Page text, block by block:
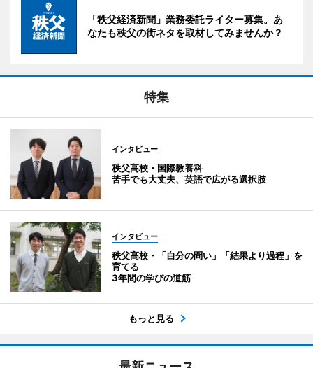
「秩父経済新聞」業務委託ライター募集。あ
なたも秩父の街ネタを取材してみませんか？
特集
インタビュー
秩父高校・国際教養科
苦手でも大丈夫、英語で広がる選択肢
インタビュー
秩父高校・「自分の問い」「結果より過程」を
育てる
3年間の学びの道筋
もっと見る